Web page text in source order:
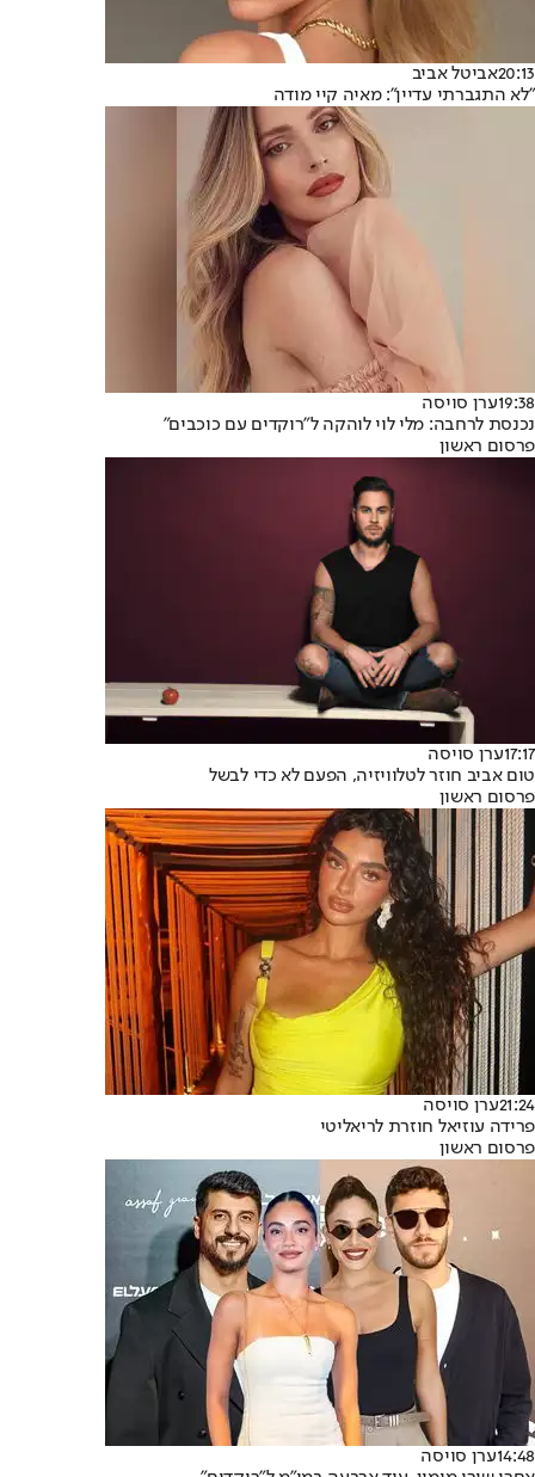
20:13אביטל אביב
"לא התגברתי עדיין": מאיה קיי מודה
19:38ערן סויסה
נכנסת לרחבה: מלי לוי לוהקה ל״רוקדים עם כוכבים״
פרסום ראשון
17:17ערן סויסה
טום אביב חוזר לטלוויזיה, הפעם לא כדי לבשל
פרסום ראשון
21:24ערן סויסה
פרידה עוזיאל חוזרת לריאליטי
פרסום ראשון
14:48ערן סויסה